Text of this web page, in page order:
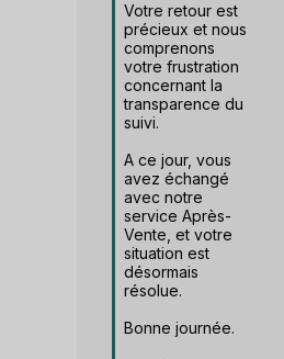
Votre retour est
précieux et nous
comprenons
votre frustration
concernant la
transparence du
suivi.
A ce jour, vous
avez échangé
avec notre
service Après-
Vente, et votre
situation est
désormais
résolue.
Bonne journée.